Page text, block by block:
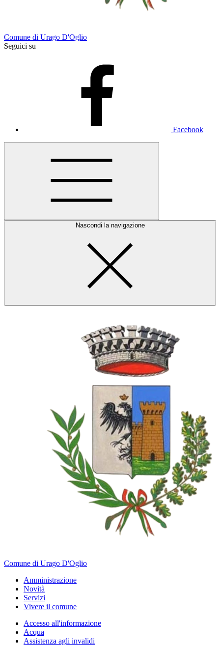
Comune di Urago D'Oglio
Seguici su
Facebook
Nascondi la navigazione
Comune di Urago D'Oglio
Amministrazione
Novità
Servizi
Vivere il comune
Accesso all'informazione
Acqua
Assistenza agli invalidi